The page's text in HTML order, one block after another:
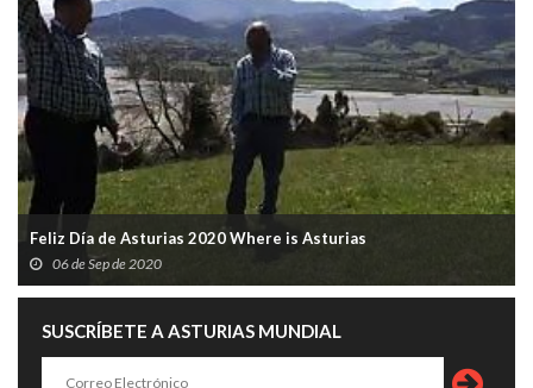
Feliz Día de Asturias 2020 Where is Asturias
06 de Sep de 2020
SUSCRÍBETE A ASTURIAS MUNDIAL